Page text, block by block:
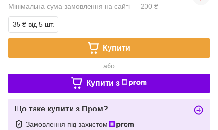
Мінімальна сума замовлення на сайті — 200 ₴
35 ₴ від 5 шт.
Купити
або
Купити з
Що таке купити з Пром?
Замовлення під захистом